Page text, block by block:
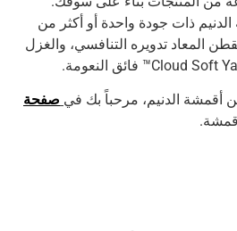
ذات جودة واحدة أو أكثر من
المعاد تدويره التنافسي، والغزل
أقمشة الدنيم، مرحباً بك في صفحة